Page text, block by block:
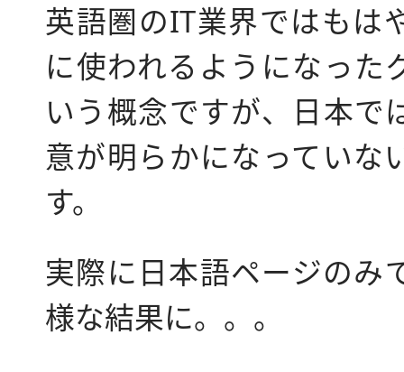
英語圏のIT業界ではもは
に使われるようになった
いう概念ですが、日本で
意が明らかになっていな
す。
実際に日本語ページのみ
様な結果に。。。